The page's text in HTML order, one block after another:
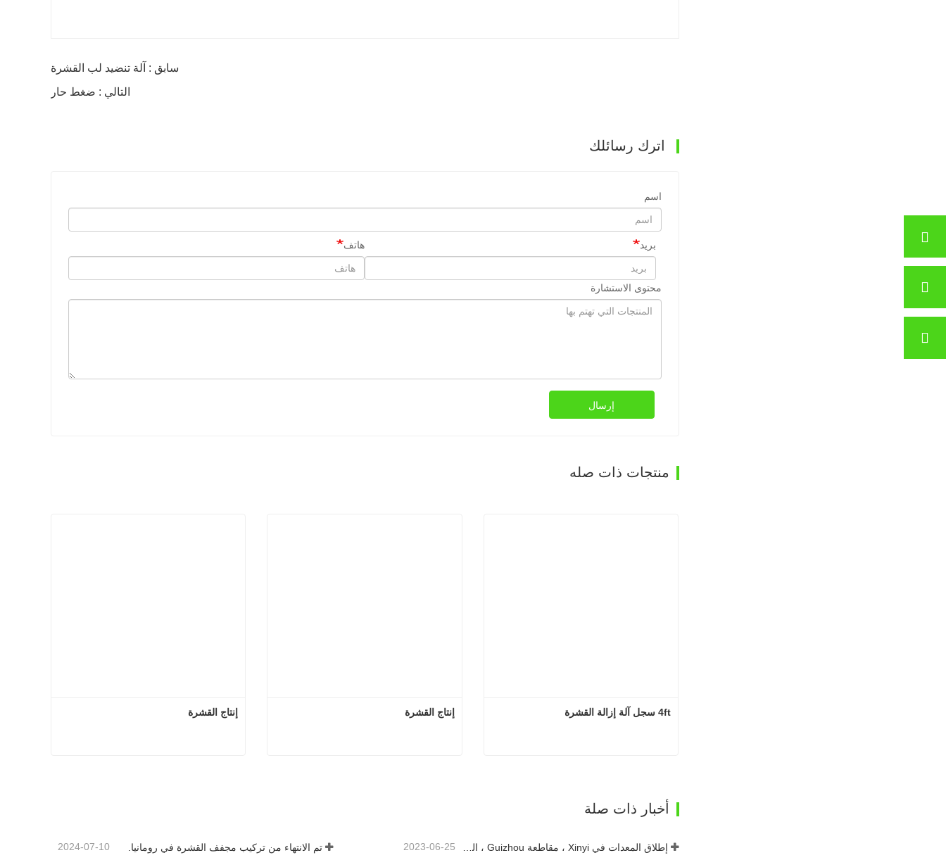
سابق : آلة تنضيد لب القشرة
التالي : ضغط حار
اترك رسائلك
اسم
بريد هاتف
محتوى الاستشارة
إرسال
منتجات ذات صله
إنتاج القشرة إنتاج القشرة 4ft سجل آلة إزالة القشرة
أخبار ذات صلة
تم الانتهاء من تركيب مجفف القشرة في رومانيا. 2024-07-10 2023-06-25